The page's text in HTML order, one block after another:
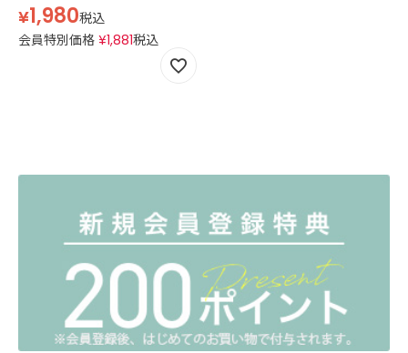
¥1,980税込
会員特別価格 ¥1,881税込